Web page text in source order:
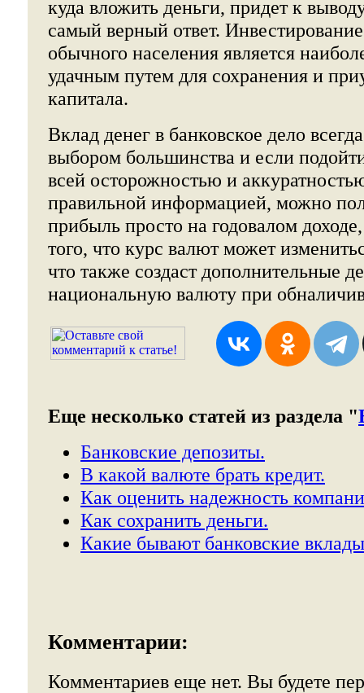
куда вложить деньги, придет к
самый верный ответ.
обычного населения является
удачным путем для сохранения и
капитала.
Вклад денег в банковское дело
выбором большинства и если
всей осторожностью и
правильной информацией, можно
прибыль просто на годовалом
того, что курс валют может
что также создаст дополнительные
национальную валюту при
Еще несколько статей из раздела "
Банковские депозиты.
В какой валюте брать кредит.
Как оценить надежность
Как сохранить деньги.
Какие бывают банковские
Комментарии:
Комментариев еще нет. Вы будете